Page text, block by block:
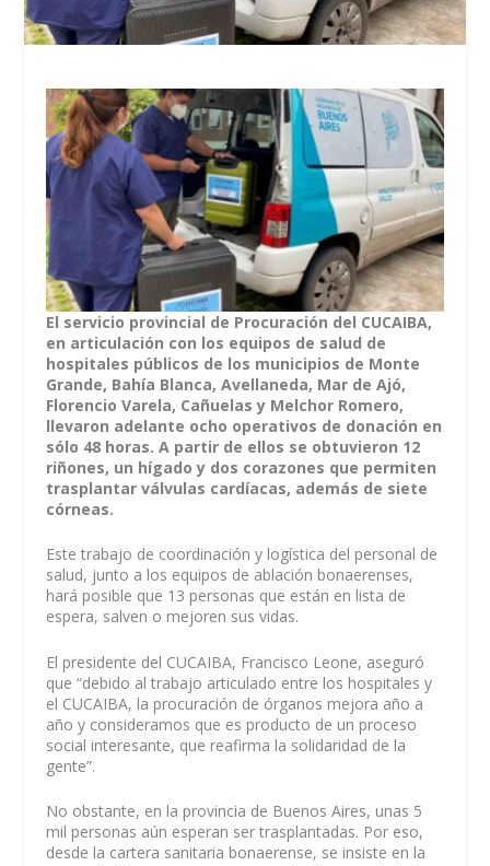
El servicio provincial de Procuración del CUCAIBA,
en articulación con los equipos de salud de
hospitales públicos de los municipios de Monte
Grande, Bahía Blanca, Avellaneda, Mar de Ajó,
Florencio Varela, Cañuelas y Melchor Romero,
llevaron adelante ocho operativos de donación en
sólo 48 horas. A partir de ellos se obtuvieron 12
riñones, un hígado y dos corazones que permiten
trasplantar válvulas cardíacas, además de siete
córneas.
Este trabajo de coordinación y logística del personal de
salud, junto a los equipos de ablación bonaerenses,
hará posible que 13 personas que están en lista de
espera, salven o mejoren sus vidas.
El presidente del CUCAIBA, Francisco Leone, aseguró
que “debido al trabajo articulado entre los hospitales y
el CUCAIBA, la procuración de órganos mejora año a
año y consideramos que es producto de un proceso
social interesante, que reafirma la solidaridad de la
gente”.
No obstante, en la provincia de Buenos Aires, unas 5
mil personas aún esperan ser trasplantadas. Por eso,
desde la cartera sanitaria bonaerense, se insiste en la